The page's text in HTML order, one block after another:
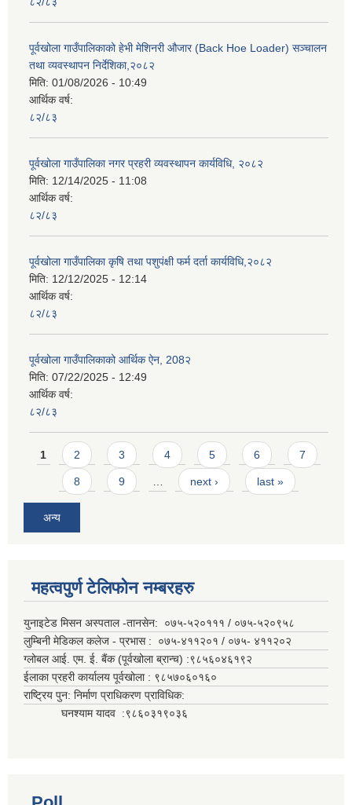
पूर्वखोला गाउँपालिकाको हेभी मेशिनरी औजार (Back Hoe Loader) सञ्चालन
तथा व्यवस्थापन निर्देशिका,२०८२
मिति: 01/08/2026 - 10:49
आर्थिक वर्ष:
८२/८३
पूर्वखोला गाउँपालिका नगर प्रहरी व्यवस्थापन कार्यविधि, २०८२
मिति: 12/14/2025 - 11:08
आर्थिक वर्ष:
८२/८३
पूर्वखोला गाउँपालिका कृषि तथा पशुपंक्षी फर्म दर्ता कार्यविधि,२०८२
मिति: 12/12/2025 - 12:14
आर्थिक वर्ष:
८२/८३
पूर्वखोला गाउँपालिकाको आर्थिक ऐन, 208२
मिति: 07/22/2025 - 12:49
आर्थिक वर्ष:
८२/८३
Pages
1 2 3 4 5 6 7
8 9 next › last »
अन्य
महत्वपुर्ण टेलिफोन नम्बरहरु
युनाइटेड मिसन अस्पताल -तानसेन: ०७५-५२०१११ / ०७५-५२०९५८
लुम्बिनी मेडिकल कलेज - प्रभास : ०७५-४११२०१ / ०७५- ४११२०२
ग्लोबल आई. एम. ई. बैंक (पूर्वखोला ब्रान्च) :९८५६०४६१९२
ईलाका प्रहरी कार्यालय पूर्वखोला : ९८५७०६०१६०
राष्ट्रिय पुन: निर्माण प्राधिकरण प्राविधिक:
घनश्याम यादव :९८६०३१९०३६